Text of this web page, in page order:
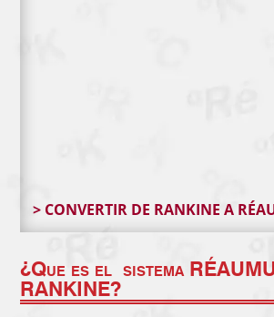
> CONVERTIR DE RANKINE A
¿Que es el sistema
RANKINE?